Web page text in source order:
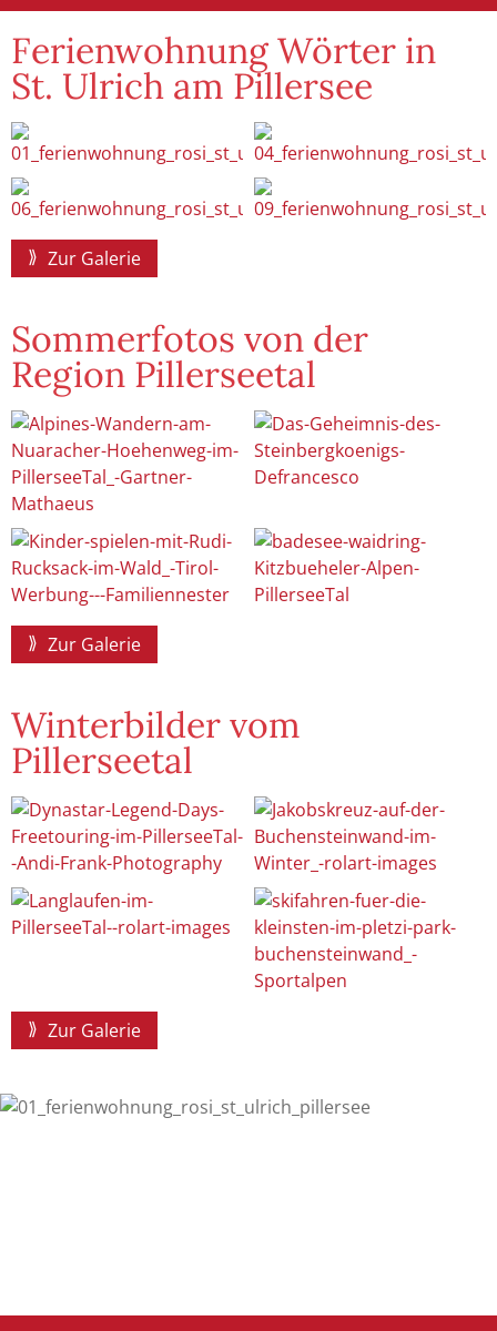
Ferienwohnung Wörter in
St. Ulrich am Pillersee
Zur Galerie
Sommerfotos von der
Region Pillerseetal
Zur Galerie
Winterbilder vom
Pillerseetal
Zur Galerie